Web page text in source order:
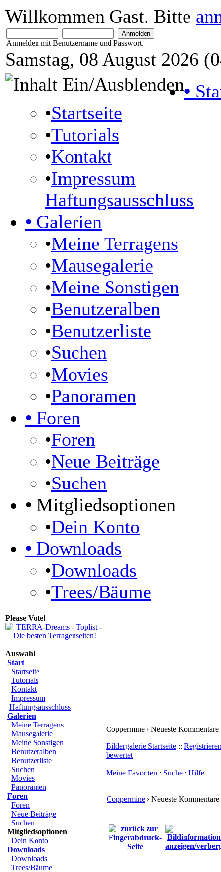
Willkommen Gast. Bitte
Anmelden mit Benutzername und Passwort.
Samstag, 08 August 2026
•
•Startseite
•Tutorials
•Kontakt
•Impressum
Haftungsausschluss
• Galerien
•Meine Terragens
•Mausegalerie
•Meine Sonstigen
•Benutzeralben
•Benutzerliste
•Suchen
•Movies
•Panoramen
• Foren
•Foren
•Neue Beiträge
•Suchen
• Mitgliedsoptionen
•Dein Konto
• Downloads
•Downloads
•Trees/Bäume
Please Vote!
Auswahl
Start
Startseite
Tutorials
Kontakt
Impressum
Haftungsausschluss
Galerien
Meine Terragens
Mausegalerie
Meine Sonstigen
Benutzeralben
Benutzerliste
Suchen
Movies
Panoramen
Foren
Foren
Neue Beiträge
Suchen
Mitgliedsoptionen
Dein Konto
Downloads
Downloads
Trees/Bäume
Coppermine › Neueste Kommentare
Bildergalerie Startseite :: Registrieren
bewertet
Meine Favoriten : Suche : Hilfe
Coppermine › Neueste Kommentare